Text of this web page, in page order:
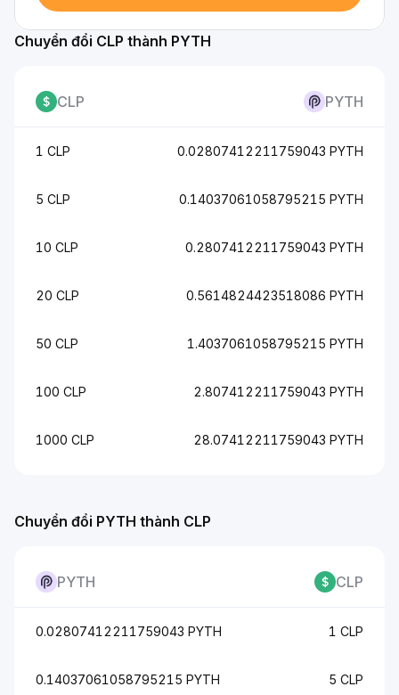
Chuyển đổi PYTH thành CLP
PYTH CLP
0.02807412211759043 PYTH 1 CLP
0.14037061058795215 PYTH 5 CLP
Chuyển đổi CLP thành PYTH
CLP PYTH
1 CLP 0.02807412211759043 PYTH
5 CLP 0.14037061058795215 PYTH
10 CLP 0.2807412211759043 PYTH
20 CLP 0.5614824423518086 PYTH
50 CLP 1.4037061058795215 PYTH
100 CLP 2.807412211759043 PYTH
1000 CLP 28.07412211759043 PYTH